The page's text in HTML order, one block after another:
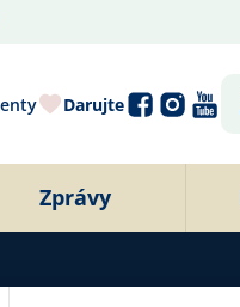
Darujte
Zprávy